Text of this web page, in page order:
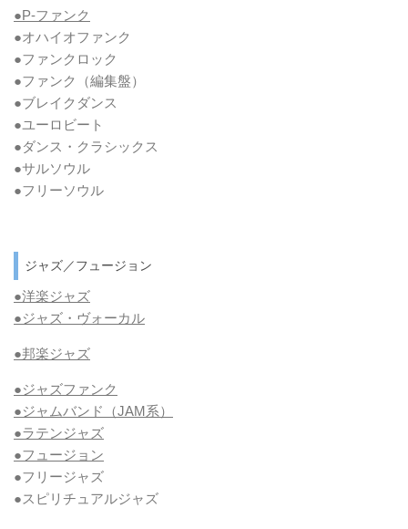
●P-ファンク
●オハイオファンク
●ファンクロック
●ファンク
（編集盤）
●ブレイクダンス
●ユーロビート
●ダンス・クラシックス
●サルソウル
●フリーソウル
ジャズ／フュージョン
●洋楽ジャズ
●ジャズ・ヴォーカル
●邦楽ジャズ
●ジャズファンク
●ジャムバンド（JAM系）
●ラテンジャズ
●フュージョン
●フリージャズ
●スピリチュアルジャズ